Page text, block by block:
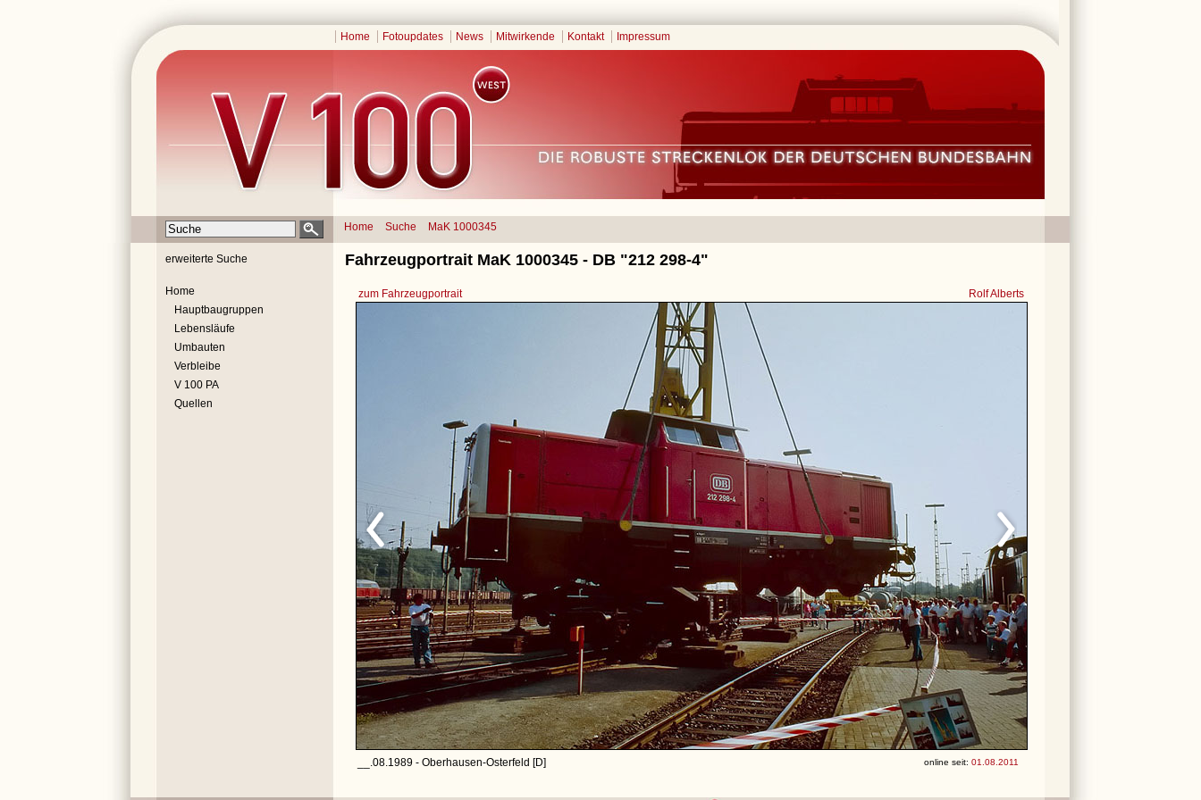
Home Fotoupdates News Mitwirkende Kontakt Impressum
Home Suche MaK 1000345
erweiterte Suche
Home
Hauptbaugruppen
Lebensläufe
Umbauten
Verbleibe
V 100 PA
Quellen
Fahrzeugportrait MaK 1000345 - DB "212 298-4"
zum Fahrzeugportrait Rolf Alberts
__.08.1989 - Oberhausen-Osterfeld [D] online seit: 01.08.2011